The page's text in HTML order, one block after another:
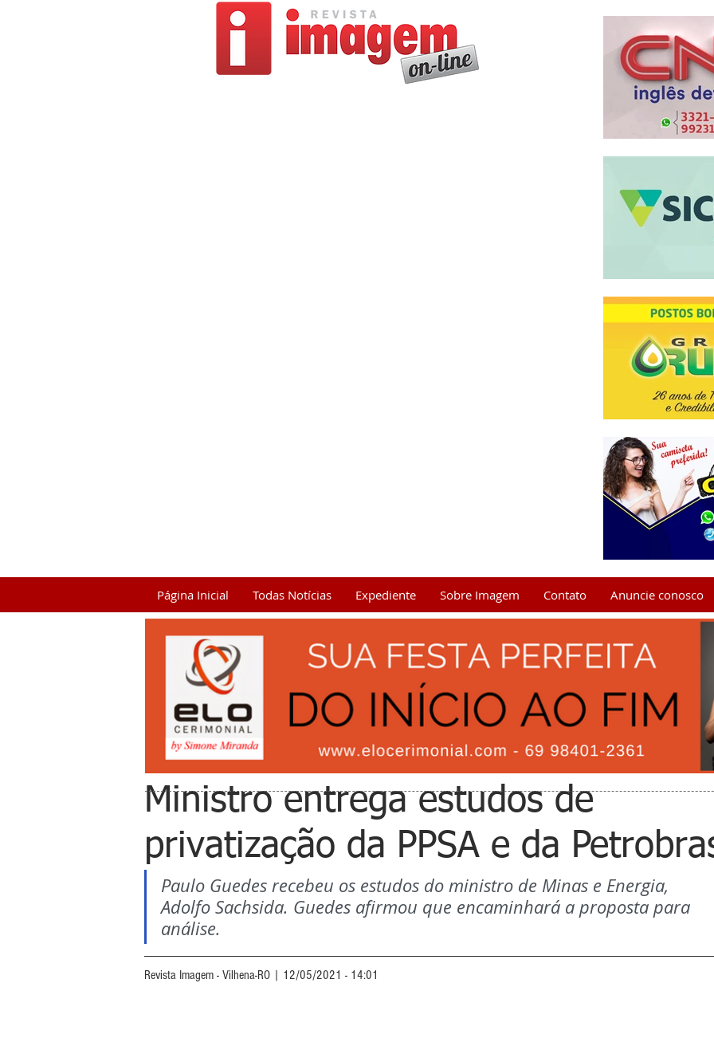
Página Inicial Todas Notícias Expediente Sobre Imagem Contato Anuncie conosco
Ministro entrega estudos de
privatização da PPSA e da
Paulo Guedes recebeu os estudos do ministro de Minas e Energia,
Adolfo Sachsida. Guedes afirmou que encaminhará a proposta para
análise.
Revista Imagem - Vilhena-RO | 12/05/2021 - 14:01